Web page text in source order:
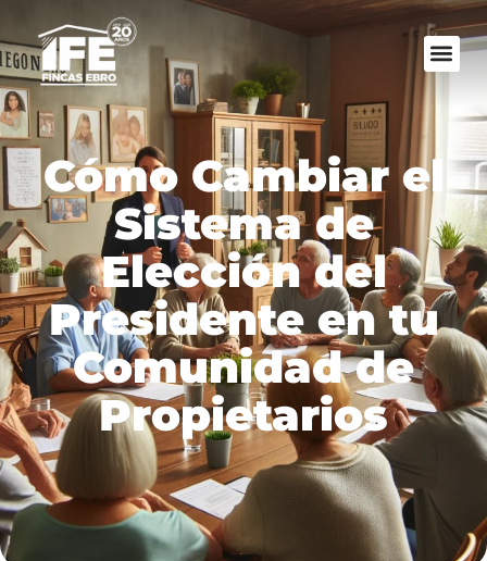
Cómo Cambiar el
Sistema de
Elección del
Presidente en tu
Comunidad de
Propietarios